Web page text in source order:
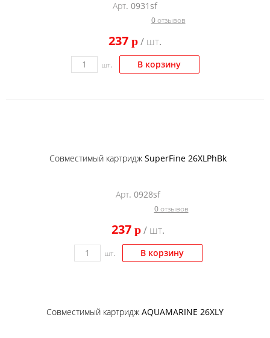
Арт. 0931sf
0 отзывов
237 p/ шт.
шт. В корзину
Совместимый картридж SuperFine 26XLPhBk
Арт. 0928sf
0 отзывов
237 p/ шт.
шт. В корзину
Совместимый картридж AQUAMARINE 26XLY